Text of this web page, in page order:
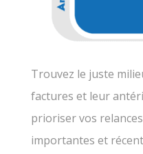
Trouvez le juste
factures et leur
prioriser vos
importantes et